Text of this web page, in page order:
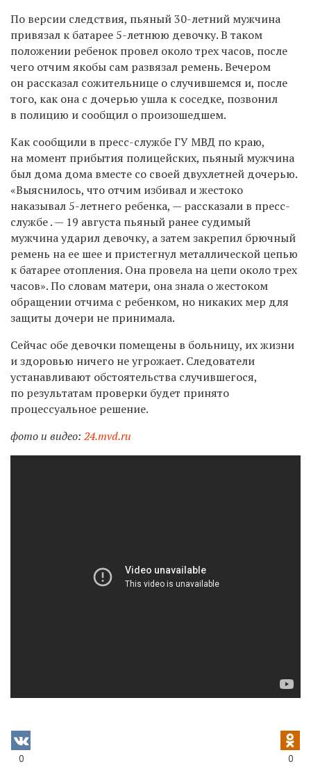
По версии следствия, пьяный30-летний мужчина
привязал к батарее 5-летнюю девочку. В таком
положении ребенок провел около трех часов, после
чего отчим якобы сам развязал ремень. Вечером
он рассказал сожительнице о случившемся и, после
того, как она с дочерью ушла к соседке, позвонил
в полицию и сообщил о произошедшем.
Как сообщили в пресс-службе ГУ МВД по краю,
на момент прибытия полицейских, пьяный мужчина
был дома дома вместе со своей двухлетней дочерью.
«Выяснилось, что отчим избивал и жестоко
наказывал 5-летнего ребенка, — рассказали в пресс-
службе . — 19 августа пьяный ранее судимый
мужчина ударил девочку, а затем закрепил брючный
ремень на ее шее и пристегнул металлической цепью
к батарее отопления. Она провела на цепи около трех
часов». По словам матери, она знала о жестоком
обращении отчима с ребенком, но никаких мер для
защиты дочери не принимала.
Сейчас обе девочки помещены в больницу, их жизни
и здоровью ничего не угрожает. Следователи
устанавливают обстоятельства случившегося,
по результатам проверки будет принято
процессуальное решение.
фото и видео: 24.mvd.ru
0 0